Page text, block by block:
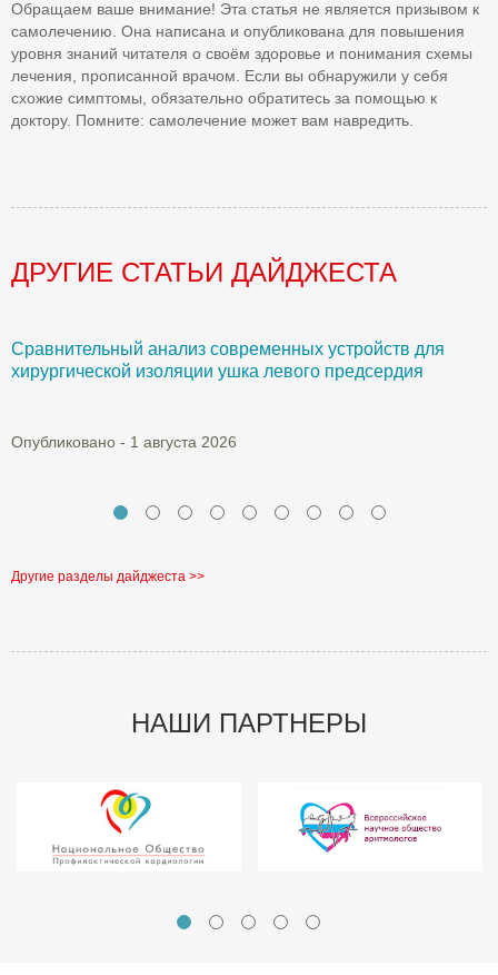
Обращаем ваше внимание! Эта статья не является призывом к
самолечению. Она написана и опубликована для повышения
уровня знаний читателя о своём здоровье и понимания схемы
лечения, прописанной врачом. Если вы обнаружили у себя
схожие симптомы, обязательно обратитесь за помощью к
доктору. Помните: самолечение может вам навредить.
ДРУГИЕ СТАТЬИ ДАЙДЖЕСТА
Сравнительный анализ современных устройств для
хирургической изоляции ушка левого предсердия
Опубликовано - 1 августа 2026
Другие разделы дайджеста >>
НАШИ ПАРТНЕРЫ